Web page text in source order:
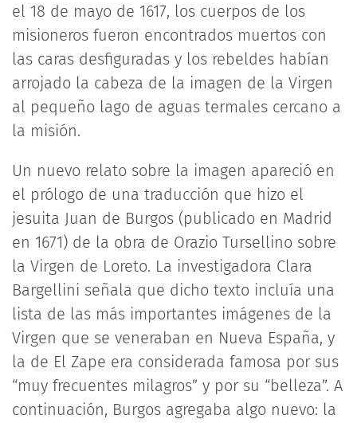
el 18 de mayo de 1617, los cuerpos de los
misioneros fueron encontrados muertos con
las caras desfiguradas y los rebeldes habían
arrojado la cabeza de la imagen de la Virgen
al pequeño lago de aguas termales cercano a
la misión.
Un nuevo relato sobre la imagen apareció en
el prólogo de una traducción que hizo el
jesuita Juan de Burgos (publicado en Madrid
en 1671) de la obra de Orazio Tursellino sobre
la Virgen de Loreto. La investigadora Clara
Bargellini señala que dicho texto incluía una
lista de las más importantes imágenes de la
Virgen que se veneraban en Nueva España, y
la de El Zape era considerada famosa por sus
“muy frecuentes milagros” y por su “belleza”. A
continuación, Burgos agregaba algo nuevo: la